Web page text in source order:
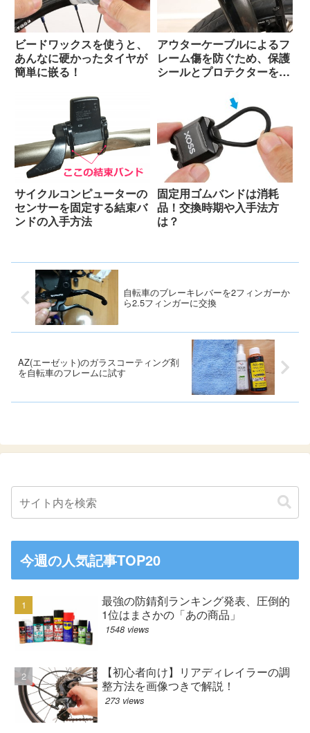
ビードワックスを使うと、
あんなに硬かったタイヤが
簡単に嵌る！
アウターケーブルによるフ
レーム傷を防ぐため、保護
シールとプロテクターを併
サイクルコンピューターの
センサーを固定する結束バ
ンドの入手方法
固定用ゴムバンドは消耗
品！交換時期や入手法方
は？
自転車のブレーキレバーを2フィンガーか
ら2.5フィンガーに交換
AZ(エーゼット)のガラスコーティング剤
を自転車のフレームに試す
今週の人気記事TOP20
最強の防錆剤ランキング発表、圧倒的
1位はまさかの「あの商品」
1548 views
【初心者向け】リアディレイラーの調
整方法を画像つきで解説！
273 views